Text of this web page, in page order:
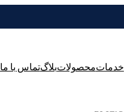
خدماتمحصولاتبلاگتماس با ما